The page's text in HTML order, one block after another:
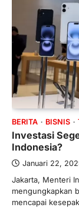
BERITA BISNIS
Investasi
Indonesia?
Januari 22,
Jakarta, Menteri
mengungkapkan
mencapai